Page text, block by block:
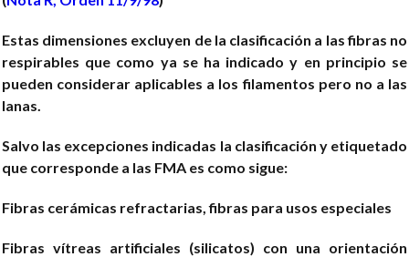
Estas dimensiones excluyen de la clasificación a las fibras no
respirables que como ya se ha indicado y en principio se
pueden considerar aplicables a los filamentos pero no a las
lanas.
Salvo las excepciones indicadas la clasificación y etiquetado
que corresponde a las FMA es como sigue:
Fibras cerámicas refractarias, fibras para usos especiales
Fibras vítreas artificiales (silicatos) con una orientación